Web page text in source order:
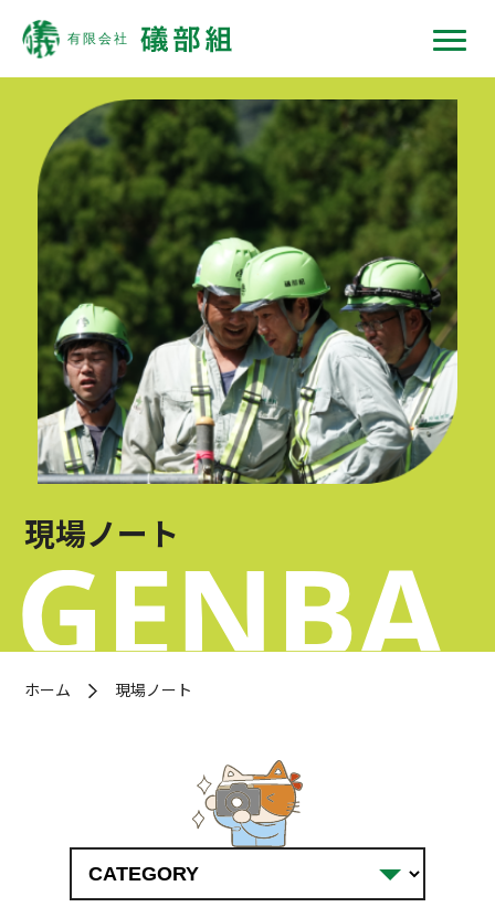
礒部組について
現場ではたらくひと
現場ではたらく機械
現場ノート
採用情報
協力会社の皆様へ
OFFICIAL SNS
現場ノート
ホーム 現場ノート